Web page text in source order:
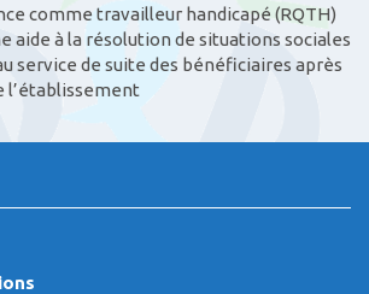
comme travailleur handicapé (RQTH)
aide à la résolution de situations sociales
service de suite des bénéficiaires après
l’établissement